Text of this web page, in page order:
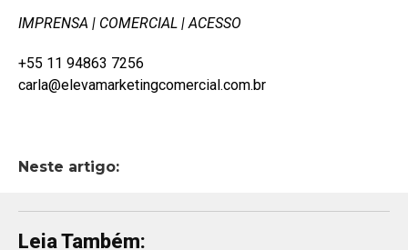
IMPRENSA | COMERCIAL | ACESSO
+55 11 94863 7256
carla@elevamarketingcomercial.com.br
Neste artigo:
Leia Também: